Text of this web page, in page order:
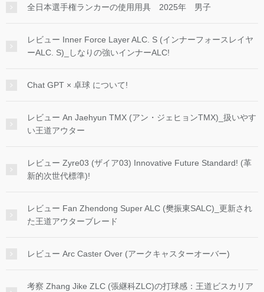
全日本選手権ランカーの使用用具 2025年 男子
レビュー Inner Force Layer ALC. S (インナーフォースレイヤ
ーALC. S)_しなりの強いインナーALC!
Chat GPT × 卓球 について!
レビュー An Jaehyun TMX (アン・ジェヒョンTMX)_扱いやす
い王道アウター
レビュー Zyre03 (ザイア03) Innovative Future Standard! (革
新的次世代標準)!
レビュー Fan Zhendong Super ALC (樊振東SALC)_更新され
た王道アウターブレード
レビュー Arc Caster Over (アークキャスターオーバー)
考察 Zhang Jike ZLC (張継科ZLC)の打球感：王道ビスカリア